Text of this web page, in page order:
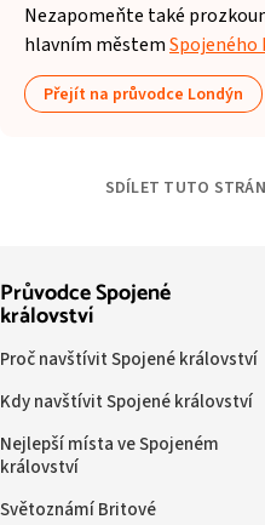
Nezapomeňte také
hlavním městem
Přejít na průvodce Londýn
SDÍLET TUTO
Průvodce Spojené
království
Proč navštívit Spojené království
Kdy navštívit Spojené království
Nejlepší místa ve Spojeném
království
Světoznámí Britové